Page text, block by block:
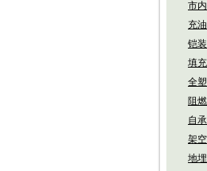
市
充
铠
填
全
阻
自
架
地